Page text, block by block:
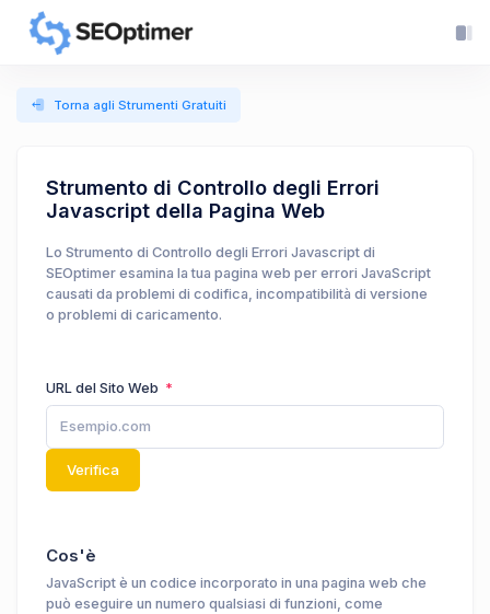
Torna agli Strumenti Gratuiti
Strumento di Controllo degli Errori
Javascript della Pagina Web
Lo Strumento di Controllo degli Errori Javascript di
SEOptimer esamina la tua pagina web per errori JavaScript
causati da problemi di codifica, incompatibilità di versione
o problemi di caricamento.
URL del Sito Web
Verifica
Cos'è
JavaScript è un codice incorporato in una pagina web che
può eseguire un numero qualsiasi di funzioni, come